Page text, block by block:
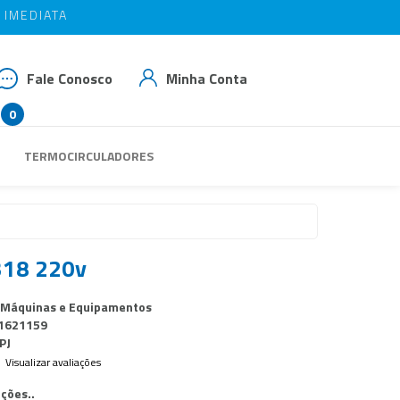
BAIAO10
BAIAO10
Fale Conosco
1769
Minha Conta
0
TERMOCIRCULADORES
220v
e Equipamentos
Visualizar avaliações